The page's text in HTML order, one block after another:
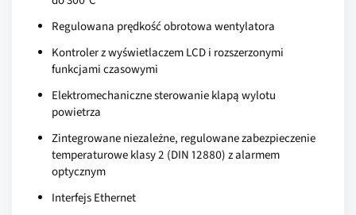
Regulowana prędkość obrotowa wentylatora
Kontroler z wyświetlaczem LCD i rozszerzonymi
funkcjami czasowymi
Elektromechaniczne sterowanie klapą wylotu
powietrza
Zintegrowane niezależne, regulowane zabezpieczenie
temperaturowe klasy 2 (DIN 12880) z alarmem
optycznym
Interfejs Ethernet